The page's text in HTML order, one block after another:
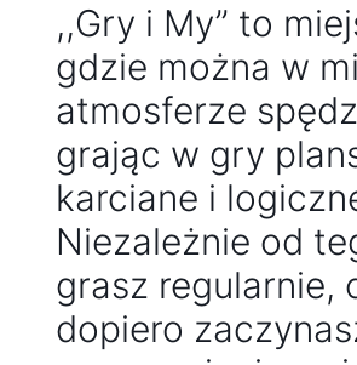
,,Gry i My” to
gdzie można w
atmosferze
grając w gry
karciane i
Niezależnie od
grasz regularnie,
dopiero